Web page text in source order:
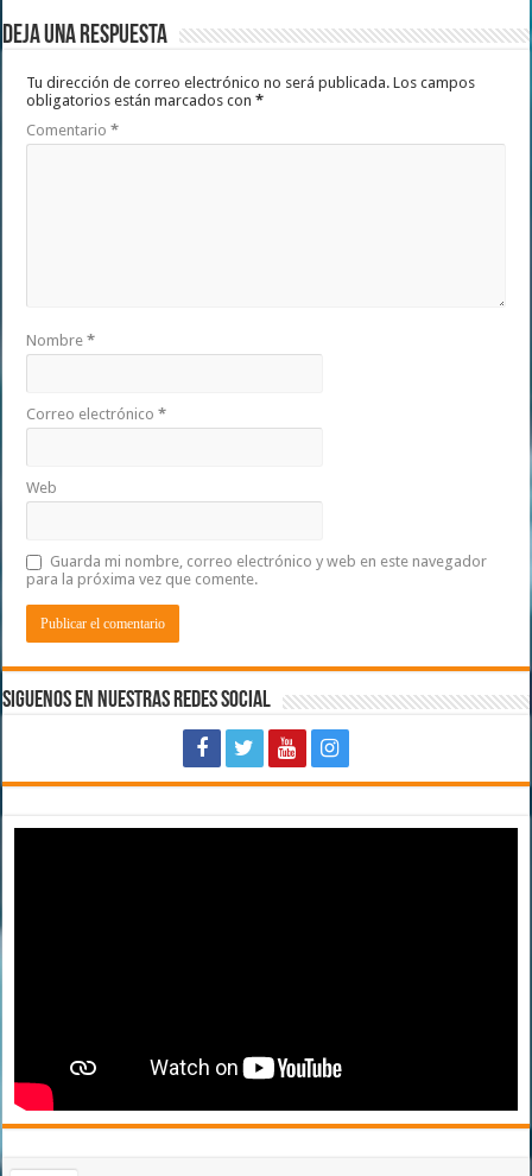
Deja una respuesta
Tu dirección de correo electrónico no será publicada. Los campos
obligatorios están marcados con*
Comentario*
Nombre*
Correo electrónico*
Web
Guarda mi nombre, correo electrónico y web en este navegador
para la próxima vez que comente.
Siguenos en Nuestras Redes Social